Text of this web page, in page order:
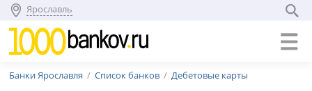
Ярославль
Банки Ярославля Список банков Дебетовые карты